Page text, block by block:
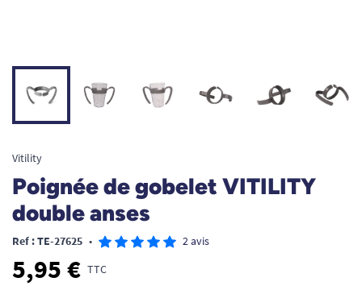
Vitility
Poignée de gobelet VITILITY
double anses
Ref : TE-27625 • 2 avis
5,95 € TTC